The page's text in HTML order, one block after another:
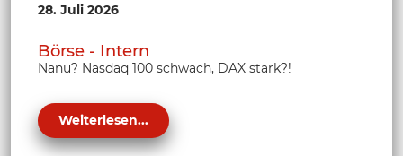
28. Juli 2026
Börse - Intern
Nanu? Nasdaq 100 schwach, DAX stark?!
Weiterlesen...